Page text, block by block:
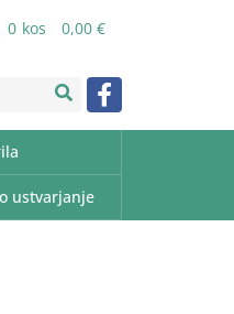
0 0,00
ustvarjanje